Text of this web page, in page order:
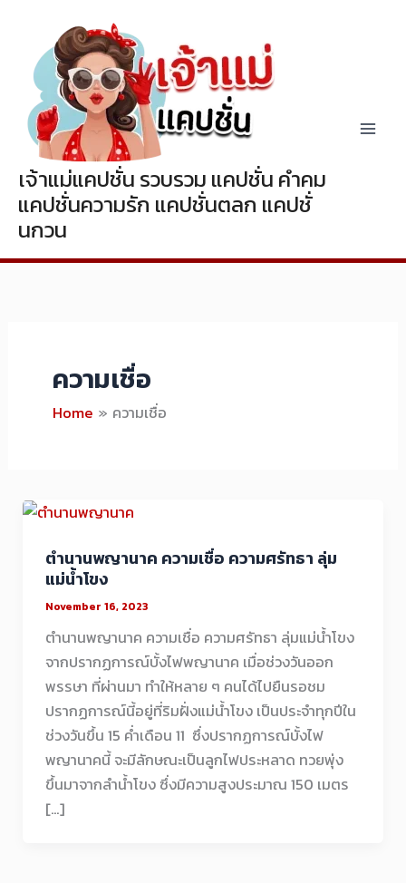
content
เจ้าแม่แคปชั่น รวบรวม แคปชั่น คำคม
แคปชั่นความรัก แคปชั่นตลก แคปชั่
นกวน
ความเชื่อ
Home ความเชื่อ
ตำนานพญานาค ความเชื่อ ความศรัทธา ลุ่ม
แม่น้ำโขง
November 16, 2023
ตำนานพญานาค ความเชื่อ ความศรัทธา ลุ่มแม่น้ำโขง
จากปรากฏการณ์บั้งไฟพญานาค เมื่อช่วงวันออก
พรรษา ที่ผ่านมา ทำให้หลาย ๆ คนได้ไปยืนรอชม
ปรากฏการณ์นี้อยู่ที่ริมฝั่งแม่น้ำโขง เป็นประจำทุกปีใน
ช่วงวันขึ้น 15 ค่ำเดือน 11 ซึ่งปรากฏการณ์บั้งไฟ
พญานาคนี้ จะมีลักษณะเป็นลูกไฟประหลาด ทวยพุ่ง
ขึ้นมาจากลำน้ำโขง ซึ่งมีความสูงประมาณ 150 เมตร
[…]